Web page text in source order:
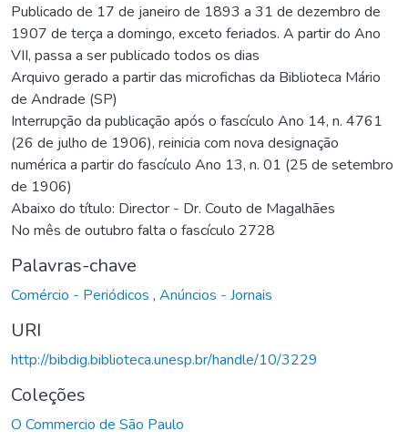
Publicado de 17 de janeiro de 1893 a 31 de dezembro de
1907 de terça a domingo, exceto feriados. A partir do Ano
VII, passa a ser publicado todos os dias
Arquivo gerado a partir das microfichas da Biblioteca Mário
de Andrade (SP)
Interrupção da publicação após o fascículo Ano 14, n. 4761
(26 de julho de 1906), reinicia com nova designação
numérica a partir do fascículo Ano 13, n. 01 (25 de setembro
de 1906)
Abaixo do título: Director - Dr. Couto de Magalhães
No mês de outubro falta o fascículo 2728
Palavras-chave
Comércio - Periódicos , Anúncios - Jornais
URI
http://bibdig.biblioteca.unesp.br/handle/10/3229
Coleções
O Commercio de São Paulo